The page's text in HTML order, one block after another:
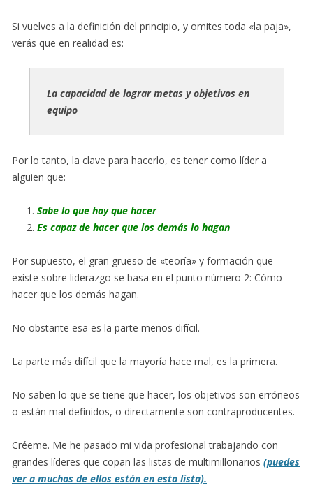
Si vuelves a la definición del principio, y omites toda «la paja»,
verás que en realidad es:
La capacidad de lograr metas y objetivos en
equipo
Por lo tanto, la clave para hacerlo, es tener como líder a
alguien que:
Sabe lo que hay que hacer
Es capaz de hacer que los demás lo hagan
Por supuesto, el gran grueso de «teoría» y formación que
existe sobre liderazgo se basa en el punto número 2: Cómo
hacer que los demás hagan.
No obstante esa es la parte menos difícil.
La parte más difícil que la mayoría hace mal, es la primera.
No saben lo que se tiene que hacer, los objetivos son erróneos
o están mal definidos, o directamente son contraproducentes.
Créeme. Me he pasado mi vida profesional trabajando con
grandes líderes que copan las listas de multimillonarios (puedes
ver a muchos de ellos están en esta lista).